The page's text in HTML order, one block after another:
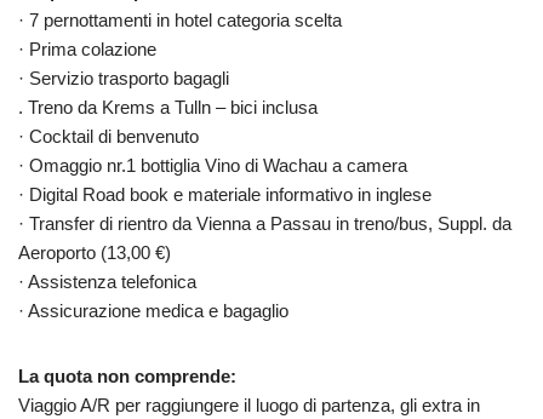
· 7 pernottamenti in hotel categoria scelta
· Prima colazione
· Servizio trasporto bagagli
. Treno da Krems a Tulln – bici inclusa
· Cocktail di benvenuto
· Omaggio nr.1 bottiglia Vino di Wachau a camera
· Digital Road book e materiale informativo in inglese
· Transfer di rientro da Vienna a Passau in treno/bus, Suppl. da
Aeroporto (13,00 €)
· Assistenza telefonica
· Assicurazione medica e bagaglio
La quota non comprende:
Viaggio A/R per raggiungere il luogo di partenza, gli extra in